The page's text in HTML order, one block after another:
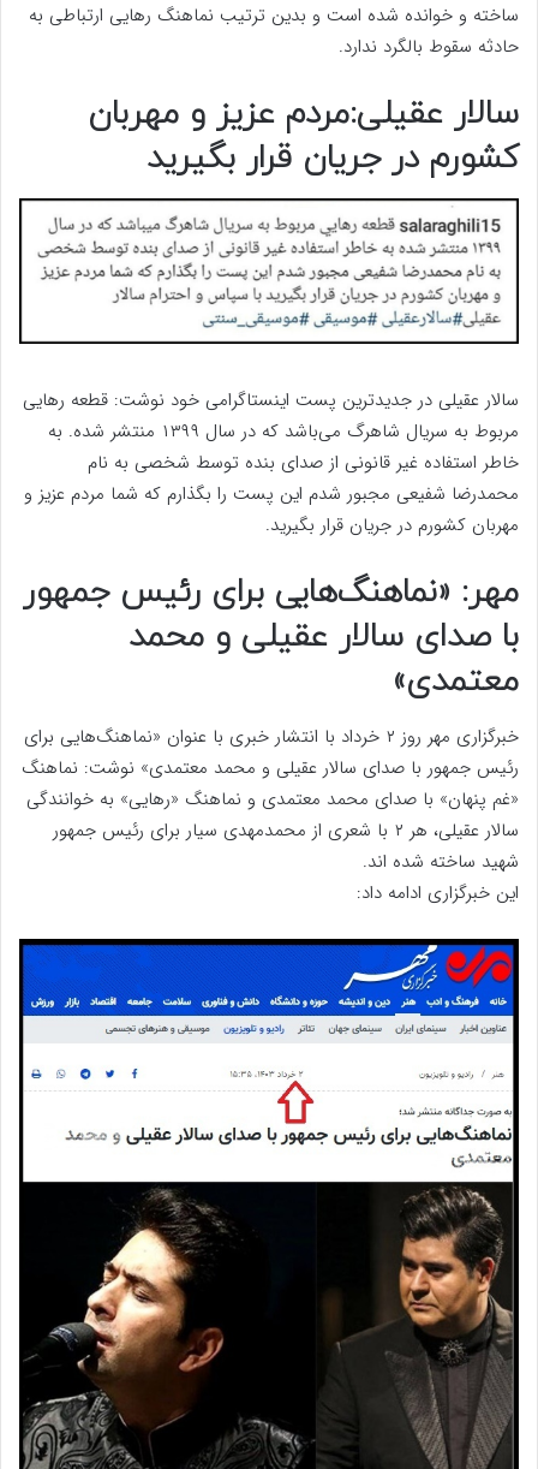
ساخته و خوانده شده است و بدین ترتیب نماهنگ رهایی ارتباطی به
حادثه سقوط بالگرد ندارد.
سالار عقیلی:مردم عزیز و مهربان
کشورم در جریان قرار بگیرید
سالار عقیلی در جدیدترین پست اینستاگرامی خود نوشت: قطعه رهایی
مربوط به سریال شاهرگ می‌باشد که در سال ۱۳۹۹ منتشر شده. به
خاطر استفاده غیر قانونی از صدای بنده توسط شخصی به نام
محمدرضا شفیعی مجبور شدم این پست را بگذارم که شما مردم عزیز و
مهربان کشورم در جریان قرار بگیرید.
مهر: «نماهنگ‌هایی برای رئیس جمهور
با صدای سالار عقیلی و محمد
معتمدی»
خبرگزاری مهر روز ۲ خرداد با انتشار خبری با عنوان «نماهنگ‌هایی برای
رئیس جمهور با صدای سالار عقیلی و محمد معتمدی» نوشت: نماهنگ
«غم پنهان» با صدای محمد معتمدی و نماهنگ «رهایی» به خوانندگی
سالار عقیلی، هر ۲ با شعری از محمدمهدی سیار برای رئیس جمهور
شهید ساخته شده اند.
این خبرگزاری ادامه داد: